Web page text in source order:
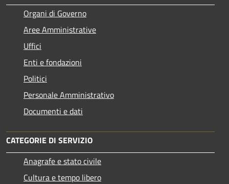
Organi di Governo
Aree Amministrative
Uffici
Enti e fondazioni
Politici
Personale Amministrativo
Documenti e dati
CATEGORIE DI SERVIZIO
Anagrafe e stato civile
Cultura e tempo libero